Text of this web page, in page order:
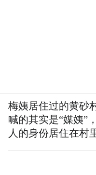
梅姨居住过的黄砂
喊的其实是“媒姨”
人的身份居住在村